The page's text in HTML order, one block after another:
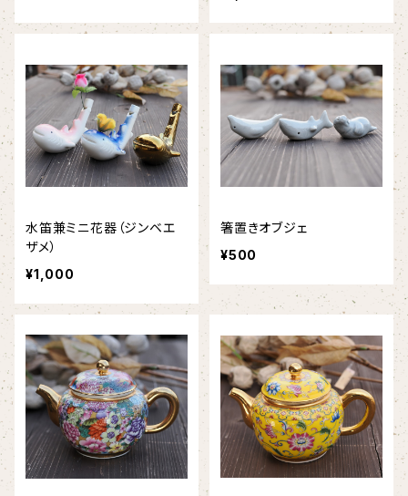
水笛兼ミニ花器（ジンベエ
ザメ）
¥1,000
箸置きオブジェ
¥500